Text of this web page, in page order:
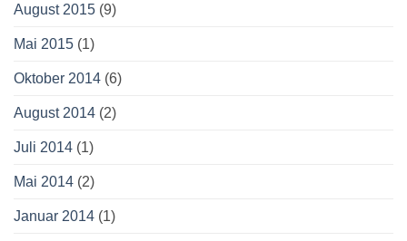
August 2015 (9)
Mai 2015 (1)
Oktober 2014 (6)
August 2014 (2)
Juli 2014 (1)
Mai 2014 (2)
Januar 2014 (1)